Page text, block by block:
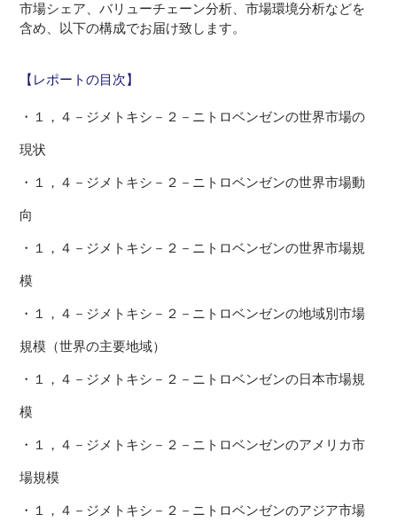
市場シェア、バリューチェーン分析、市場環境分析などを
含め、以下の構成でお届け致します。
【レポートの目次】
・１，４－ジメトキシ－２－ニトロベンゼンの世界市場の
現状
・１，４－ジメトキシ－２－ニトロベンゼンの世界市場動
向
・１，４－ジメトキシ－２－ニトロベンゼンの世界市場規
模
・１，４－ジメトキシ－２－ニトロベンゼンの地域別市場
規模（世界の主要地域）
・１，４－ジメトキシ－２－ニトロベンゼンの日本市場規
模
・１，４－ジメトキシ－２－ニトロベンゼンのアメリカ市
場規模
・１，４－ジメトキシ－２－ニトロベンゼンのアジア市場